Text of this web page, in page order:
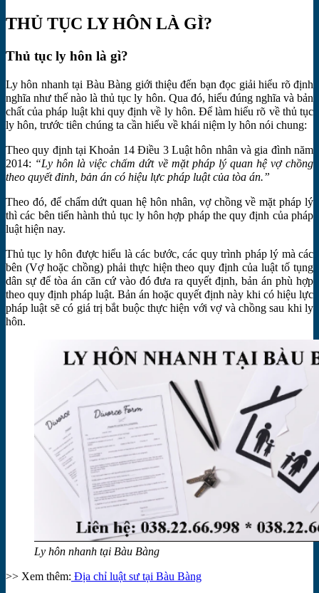
THỦ TỤC LY HÔN LÀ GÌ?
Thủ tục ly hôn là gì?
Ly hôn nhanh tại Bàu Bàng giới thiệu đến bạn đọc giải hiểu rõ định
nghĩa như thế nào là thủ tục ly hôn. Qua đó, hiểu đúng nghĩa và bản
chất của pháp luật khi quy định về ly hôn. Để làm hiểu rõ về thủ tục
ly hôn, trước tiên chúng ta cần hiểu về khái niệm ly hôn nói chung:
Theo quy định tại Khoản 14 Điều 3 Luật hôn nhân và gia đình năm
2014: “Ly hôn là việc chấm dứt về mặt pháp lý quan hệ vợ chồng
theo quyết đinh, bản án có hiệu lực pháp luật của tòa án.”
Theo đó, để chấm dứt quan hệ hôn nhân, vợ chồng về mặt pháp lý
thì các bên tiến hành thủ tục ly hôn hợp pháp the quy định của pháp
luật hiện nay.
Thủ tục ly hôn được hiểu là các bước, các quy trình pháp lý mà các
bên (Vợ hoặc chồng) phải thực hiện theo quy định của luật tố tụng
dân sự để tòa án căn cứ vào đó đưa ra quyết định, bản án phù hợp
theo quy định pháp luật. Bản án hoặc quyết định này khi có hiệu lực
pháp luật sẽ có giá trị bắt buộc thực hiện với vợ và chồng sau khi ly
hôn.
Ly hôn nhanh tại Bàu Bàng
>> Xem thêm: Địa chỉ luật sư tại Bàu Bàng